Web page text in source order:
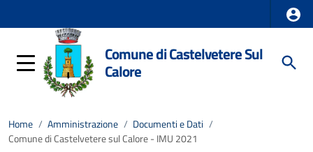
Comune di Castelvetere Sul
Calore
Home / Amministrazione / Documenti e Dati /
Comune di Castelvetere sul Calore - IMU 2021